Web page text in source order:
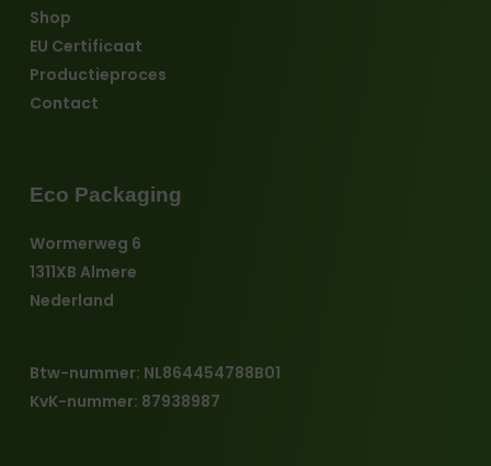
Eco Packaging
Wormerweg 6
1311XB Almere
Nederland
Btw-nummer: NL864454788B01
KvK-nummer: 87938987
Shop
EU Certificaat
Productieproces
Contact